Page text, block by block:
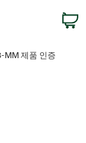
MM 제품 인증